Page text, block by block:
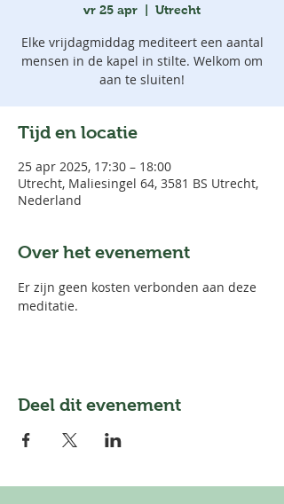
vr 25 apr Utrecht
Elke vrijdagmiddag mediteert een aantal
mensen in de kapel in stilte. Welkom om
aan te sluiten!
Tijd en locatie
25 apr 2025, 17:30 – 18:00
Utrecht, Maliesingel 64, 3581 BS Utrecht,
Nederland
Over het evenement
Er zijn geen kosten verbonden aan deze
meditatie.
Deel dit evenement